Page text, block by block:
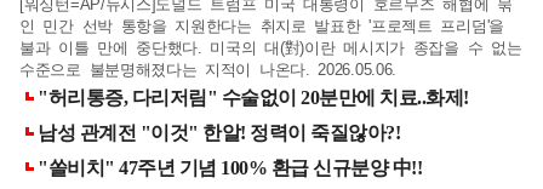
[워싱턴=AP/뉴시스]도널드 트럼프 미국 대통령이 호르무즈 해협에 묶
인 민간 선박 통항을 지원한다는 취지로 발표한 '프로젝트 프리덤'을
불과 이틀 만에 중단했다. 미국의 대(對)이란 메시지가 종잡을 수 없는
수준으로 불분명해졌다는 지적이 나온다. 2026.05.06.